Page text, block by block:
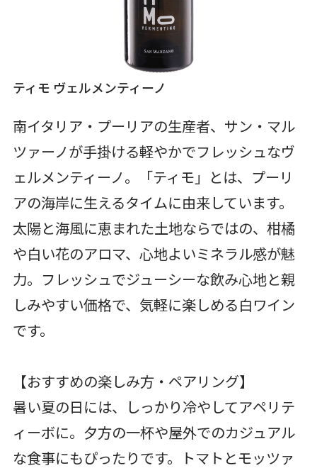
ティモ ヴェルメンティーノ
南イタリア・プーリアの生産者、サン・マル
ツァーノが手掛ける軽やかでフレッシュなヴ
ェルメンティーノ。「ティモ」とは、プーリ
アの海岸に生えるタイムに由来しています。
太陽と海風に恵まれた土地ならではの、柑橘
や白い花のアロマ、心地よいミネラル感が魅
力。フレッシュでジューシーな飲み心地と親
しみやすい価格で、気軽に楽しめる白ワイン
です。
【おすすめの楽しみ方・ペアリング】
暑い夏の日には、しっかり冷やしてアペリテ
ィーボに。夕方の一杯や屋外でのカジュアル
な食事にもぴったりです。トマトとモッツァ